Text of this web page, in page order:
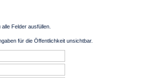
Felder ausfüllen.
für die Öffentlichkeit unsichtbar.